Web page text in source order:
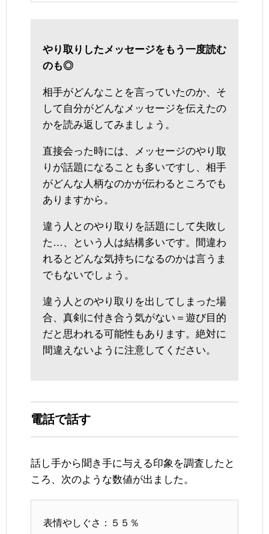
やり取りしたメッセージをもう一度読む
のも◎
相手がどんなことを言っていたのか、そ
して自分がどんなメッセージを伝えたの
かを読み返してみましょう。
直接会った時には、メッセージのやり取
りが話題になることも多いですし、相手
がどんな人柄なのかが伝わるところでも
ありますから。
違う人とのやり取りを話題にして失敗し
た…、という人は結構多いです。間違わ
れるとどんな気持ちになるのかは言うま
でもないでしょう。
違う人とのやり取りを出してしまった場
合、真剣に付き合う気がない＝遊び目的
だと思われる可能性もあります。絶対に
間違えないように注意してください。
電話で話す
話し手から聞き手に与える印象を調査したと
ころ、次のような数値が出ました。
表情やしぐさ：５５％